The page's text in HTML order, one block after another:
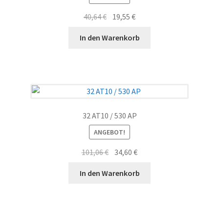
40,64€ Ursprünglicher
war:
19,55€Aktueller
ist:
In den Warenkorb
32 AT10 / 530 AP
ANGEBOT!
101,06€ Ursprünglicher
war:
34,60€Aktueller
ist:
In den Warenkorb